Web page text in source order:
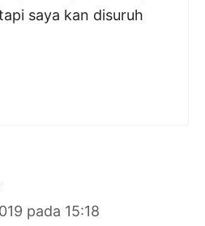
saya kan disuruh
pada 15:18